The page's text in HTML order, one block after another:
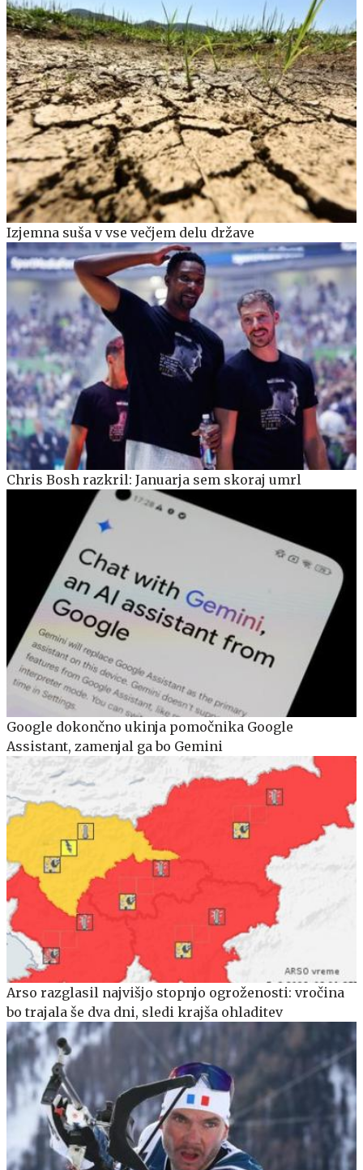
Izjemna suša v vse večjem delu države
Chris Bosh razkril: Januarja sem skoraj umrl
Google dokončno ukinja pomočnika Google
Assistant, zamenjal ga bo Gemini
Arso razglasil najvišjo stopnjo ogroženosti: vročina
bo trajala še dva dni, sledi krajša ohladitev